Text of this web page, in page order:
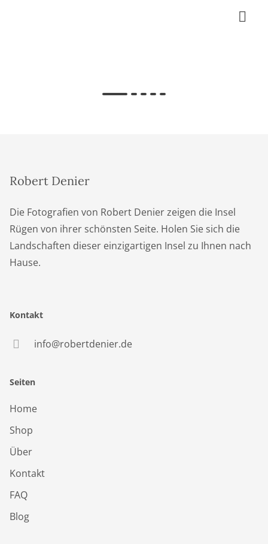
Robert Denier
Die Fotografien von Robert Denier zeigen die Insel
Rügen von ihrer schönsten Seite. Holen Sie sich die
Landschaften dieser einzigartigen Insel zu Ihnen nach
Hause.
Kontakt
info@robertdenier.de
Seiten
Home
Shop
Über
Kontakt
FAQ
Blog